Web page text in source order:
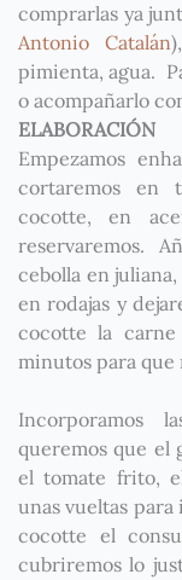
comprarlas ya
Antonio Catalán
pimienta, agua.
o acompañarlo
ELABORACIÓN
Empezamos
cortaremos en
cocotte, en
reservaremos.
cebolla en
en rodajas y
cocotte la
minutos para que
Incorporamos
queremos que el
el tomate frito,
unas vueltas
cocotte el
cubriremos lo